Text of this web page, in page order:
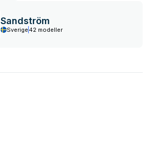
Sandström
Sverige 42 modeller